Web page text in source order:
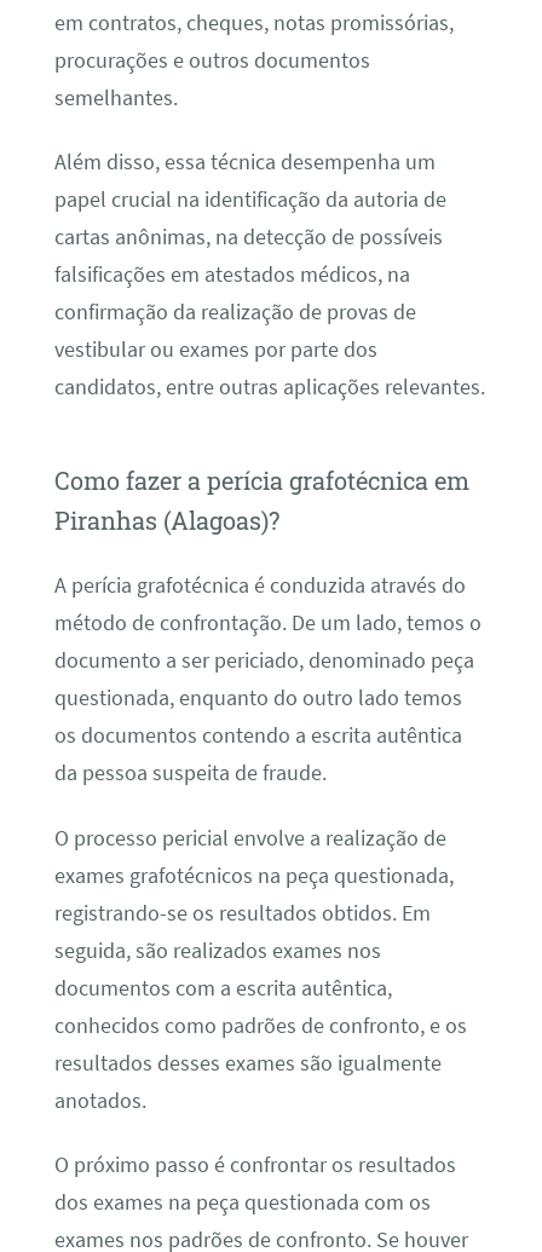
em contratos, cheques, notas promissórias,
procurações e outros documentos
semelhantes.
Além disso, essa técnica desempenha um
papel crucial na identificação da autoria de
cartas anônimas, na detecção de possíveis
falsificações em atestados médicos, na
confirmação da realização de provas de
vestibular ou exames por parte dos
candidatos, entre outras aplicações relevantes.
Como fazer a perícia grafotécnica em
Piranhas (Alagoas)?
A perícia grafotécnica é conduzida através do
método de confrontação. De um lado, temos o
documento a ser periciado, denominado peça
questionada, enquanto do outro lado temos
os documentos contendo a escrita autêntica
da pessoa suspeita de fraude.
O processo pericial envolve a realização de
exames grafotécnicos na peça questionada,
registrando-se os resultados obtidos. Em
seguida, são realizados exames nos
documentos com a escrita autêntica,
conhecidos como padrões de confronto, e os
resultados desses exames são igualmente
anotados.
O próximo passo é confrontar os resultados
dos exames na peça questionada com os
exames nos padrões de confronto. Se houver